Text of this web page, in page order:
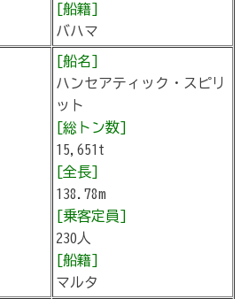
[船籍]
バハマ
[船名]
ハンセアティック・スピリ
ット
[総トン数]
15,651t
[全長]
138.78m
[乗客定員]
230人
[船籍]
マルタ